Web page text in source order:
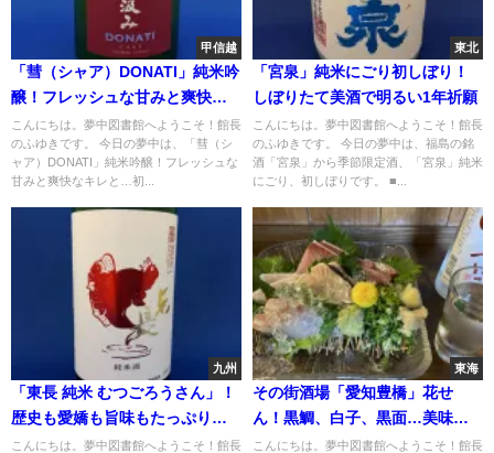
甲信越
「彗（シャア）DONATI」純米吟
醸！フレッシュな甘みと爽快な
キレと…初汲みの彗星
こんにちは。夢中図書館へようこそ！館長
のふゆきです。 今日の夢中は、「彗（シ
ャア）DONATI」純米吟醸！フレッシュな
甘みと爽快なキレと…初...
東北
「宮泉」純米にごり初しぼり！
しぼりたて美酒で明るい1年祈願
こんにちは。夢中図書館へようこそ！館長
のふゆきです。 今日の夢中は、福島の銘
酒「宮泉」から季節限定酒、「宮泉」純米
にごり、初しぼりです。 ■...
九州
「東長 純米 むつごろうさん」！
歴史も愛嬌も旨味もたっぷり佐
賀嬉野の銘酒
こんにちは。夢中図書館へようこそ！館長
東海
その街酒場「愛知豊橋」花せ
ん！黒鯛、白子、黒面…美味し
い料理と美味しいお酒と
こんにちは。夢中図書館へようこそ！館長